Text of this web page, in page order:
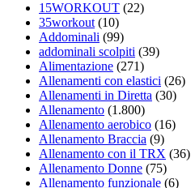
15WORKOUT (22)
35workout(10)
Addominali (99)
addominali scolpiti (39)
Alimentazione (271)
Allenamenti con elastici (26)
Allenamenti in Diretta (30)
Allenamento (1.800)
Allenamento aerobico (16)
Allenamento Braccia (9)
Allenamento con il TRX (36)
Allenamento Donne (75)
Allenamento funzionale (6)